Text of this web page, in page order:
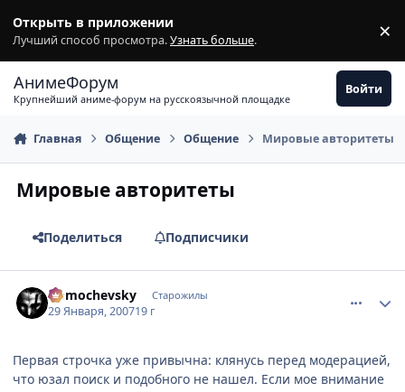
Открыть в приложении
Лучший способ просмотра.Узнать больше. ×
АнимеФорум
Крупнейший аниме-форум на русскоязычной площадке
Войти
Главная Общение Общение Мировые авторитеты
Мировые авторитеты
Поделиться Подписчики
Domochevsky Старожилы
29 Января, 200719 г
Первая строчка уже привычна: клянусь перед модерацией,
что юзал поиск и подобного не нашел. Если мое внимание